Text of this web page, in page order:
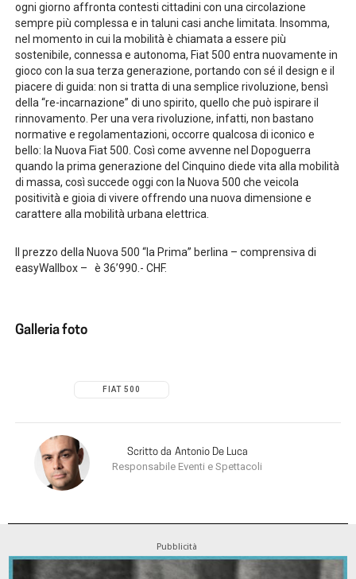
ogni giorno affronta contesti cittadini con una circolazione
sempre più complessa e in taluni casi anche limitata. Insomma,
nel momento in cui la mobilità è chiamata a essere più
sostenibile, connessa e autonoma, Fiat 500 entra nuovamente in
gioco con la sua terza generazione, portando con sé il design e il
piacere di guida: non si tratta di una semplice rivoluzione, bensì
della “re-incarnazione” di uno spirito, quello che può ispirare il
rinnovamento. Per una vera rivoluzione, infatti, non bastano
normative e regolamentazioni, occorre qualcosa di iconico e
bello: la Nuova Fiat 500. Così come avvenne nel Dopoguerra
quando la prima generazione del Cinquino diede vita alla mobilità
di massa, così succede oggi con la Nuova 500 che veicola
positività e gioia di vivere offrendo una nuova dimensione e
carattere alla mobilità urbana elettrica.
Il prezzo della Nuova 500 “la Prima” berlina – comprensiva di
easyWallbox – è 36’990.- CHF.
Galleria foto
FIAT 500
Scritto da Antonio De Luca
Responsabile Eventi e Spettacoli
Pubblicità